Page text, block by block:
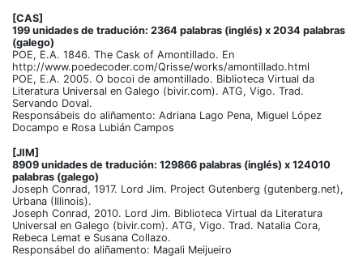
[CAS]
199 unidades de tradución: 2364 palabras (inglés) x 2034 palabras
(galego)
POE, E.A. 1846. The Cask of Amontillado. En
http://www.poedecoder.com/Qrisse/works/amontillado.html
POE, E.A. 2005. O bocoi de amontillado. Biblioteca Virtual da
Literatura Universal en Galego (bivir.com). ATG, Vigo. Trad.
Servando Doval.
Responsábeis do aliñamento: Adriana Lago Pena, Miguel López
Docampo e Rosa Lubián Campos
[JIM]
8909 unidades de tradución: 129866 palabras (inglés) x 124010
palabras (galego)
Joseph Conrad, 1917. Lord Jim. Project Gutenberg (gutenberg.net),
Urbana (Illinois).
Joseph Conrad, 2010. Lord Jim. Biblioteca Virtual da Literatura
Universal en Galego (bivir.com). ATG, Vigo. Trad. Natalia Cora,
Rebeca Lemat e Susana Collazo.
Responsábel do aliñamento: Magali Meijueiro